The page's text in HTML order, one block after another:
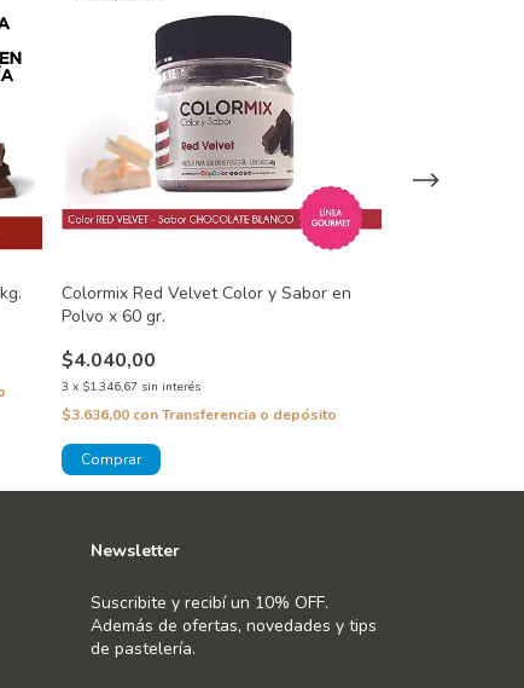
Colormix Red Velvet Color y Sabor en
Polvo x 60 gr.
$4.040,00
3 x $1.346,67 sin interés
$3.636,00 conTransferencia o depósito
Newsletter
Suscribite y recibí un 10% OFF.
Además de ofertas, novedades y tips
de pastelería.